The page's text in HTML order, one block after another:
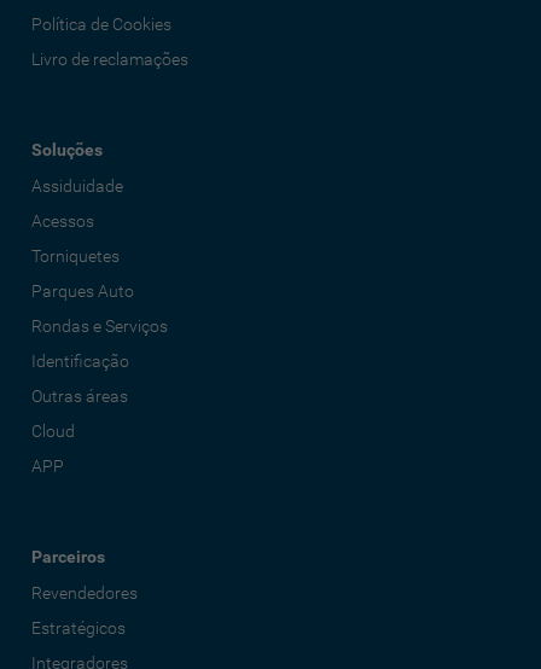
Política de Cookies
Livro de reclamações
Soluções
Assiduidade
Acessos
Torniquetes
Parques Auto
Rondas e Serviços
Identificação
Outras áreas
Cloud
APP
Parceiros
Revendedores
Estratégicos
Integradores